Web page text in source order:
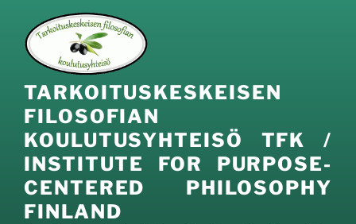
sisältöön
TARKOITUSKESKEISEN
FILOSOFIAN
KOULUTUSYHTEISÖ TFK /
INSTITUTE FOR PURPOSE-
CENTERED PHILOSOPHY
FINLAND